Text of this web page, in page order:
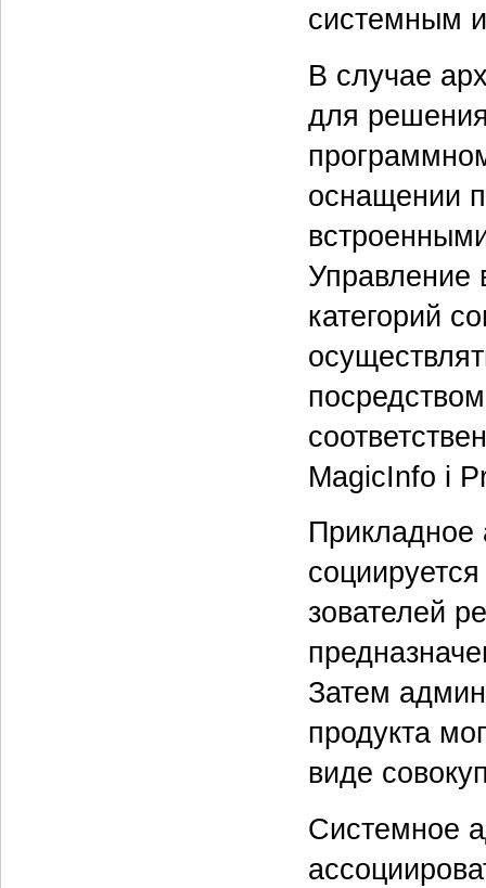
системным
В случае
для
оснащении
Управление
категорий
MagicInfo i
зователей
Затем
продукта
виде
Системное